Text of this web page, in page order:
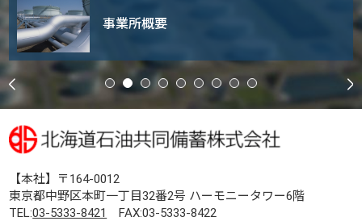
事業所概要
【本社】〒164-0012
東京都中野区本町一丁目32番2号 ハーモニータワー6階
TEL:03-5333-8421
FAX:03-5333-8422